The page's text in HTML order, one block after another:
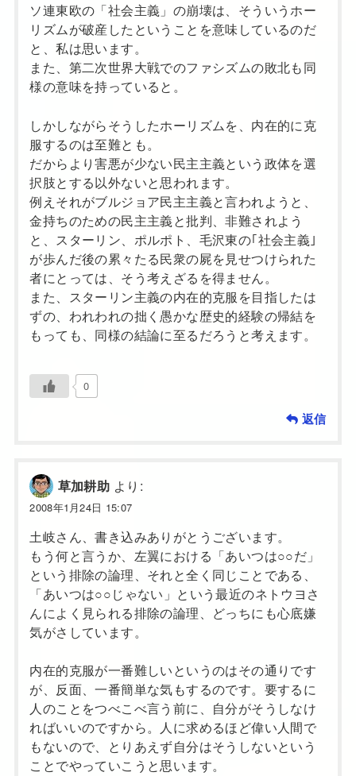
ソ連東欧の「社会主義」の崩壊は、そういうホー
リズムが破産したということを意味しているのだ
と、私は思います。
また、第二次世界大戦でのファシズムの敗北も同
様の意味を持っていると。
しかしながらそうしたホーリズムを、内在的に克
服するのは至難とも。
だからより害悪が少ない民主主義という政体を選
択肢とする以外ないと思われます。
例えそれがブルジョア民主主義と言われようと、
金持ちのための民主主義と批判、非難されよう
と、スターリン、ポルポト、毛沢東の｢社会主義｣
が歩んだ後の累々たる民衆の屍を見せつけられた
者にとっては、そう考えざるを得ません。
また、スターリン主義の内在的克服を目指したは
ずの、われわれの拙く愚かな歴史的経験の帰結を
もっても、同様の結論に至るだろうと考えます。
0
返信
草加耕助 より:
2008年1月24日 15:07
土岐さん、書き込みありがとうございます。
もう何と言うか、左翼における「あいつは○○だ」
という排除の論理、それと全く同じことである、
「あいつは○○じゃない」という最近のネトウヨさ
んによく見られる排除の論理、どっちにも心底嫌
気がさしています。
内在的克服が一番難しいというのはその通りです
が、反面、一番簡単な気もするのです。要するに
人のことをつべこべ言う前に、自分がそうしなけ
ればいいのですから。人に求めるほど偉い人間で
もないので、とりあえず自分はそうしないという
ことでやっていこうと思います。